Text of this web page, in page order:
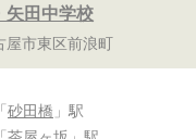
矢田中学校
屋市東区前浪町
「 砂田橋 」駅